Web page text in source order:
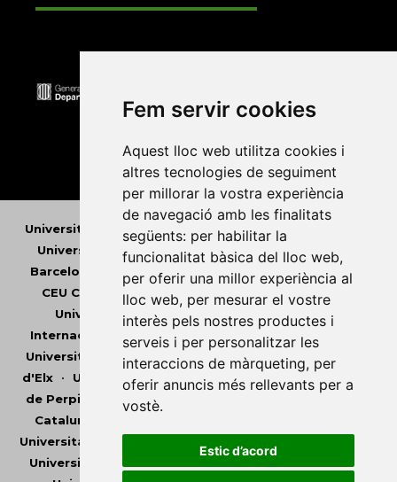
Fem servir cookies
Aquest lloc web utilitza cookies i
altres tecnologies de seguiment
per millorar la vostra experiència
de navegació amb les finalitats
següents: per habilitar la
funcionalitat bàsica del lloc web,
per oferir una millor experiència al
lloc web, per mesurar el vostre
interès pels nostres productes i
serveis i per personalitzar les
interaccions de màrqueting, per
oferir anuncis més rellevants per a
vostè.
Estic d’acord
Universitat Abat Oliba CEU •Universitat d'Alacant
Universitat d'Andorra
•
Universitat Autònoma de
Barcelona
Universitat de Barcelona
Universitat
CEU Cardenal Herrera
Universitat de Girona
Universitat de les Illes Balears
Universitat
Internacional de Catalunya
Universitat Jaume I
Universitat de Lleida
• Universitat Miguel Hernández
d'Elx• Universitat Oberta de Catalunya •Universitat
de Perpinyà Via Domitia
Catalunya
Universitat Pompeu Fabra
Universitat Rovira i Virgili
•